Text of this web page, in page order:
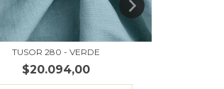
TUSOR 280 - VERDE
$20.094,00